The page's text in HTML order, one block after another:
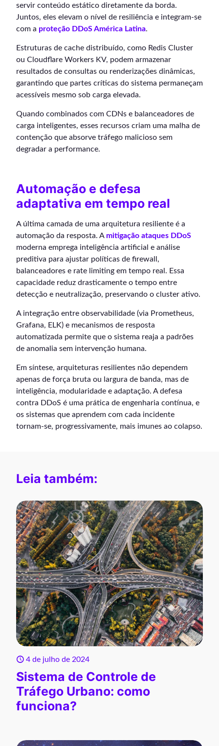
servir conteúdo estático diretamente da borda.
Juntos, eles elevam o nível de resiliência e integram-se
com a proteção DDoS América Latina.
Estruturas de cache distribuído, como Redis Cluster
ou Cloudflare Workers KV, podem armazenar
resultados de consultas ou renderizações dinâmicas,
garantindo que partes críticas do sistema permaneçam
acessíveis mesmo sob carga elevada.
Quando combinados com CDNs e balanceadores de
carga inteligentes, esses recursos criam uma malha de
contenção que absorve tráfego malicioso sem
degradar a performance.
Automação e defesa
adaptativa em tempo real
A última camada de uma arquitetura resiliente é a
automação da resposta. A mitigação ataques DDoS
moderna emprega inteligência artificial e análise
preditiva para ajustar políticas de firewall,
balanceadores e rate limiting em tempo real. Essa
capacidade reduz drasticamente o tempo entre
detecção e neutralização, preservando o cluster ativo.
A integração entre observabilidade (via Prometheus,
Grafana, ELK) e mecanismos de resposta
automatizada permite que o sistema reaja a padrões
de anomalia sem intervenção humana.
Em síntese, arquiteturas resilientes não dependem
apenas de força bruta ou largura de banda, mas de
inteligência, modularidade e adaptação. A defesa
contra DDoS é uma prática de engenharia contínua, e
os sistemas que aprendem com cada incidente
tornam-se, progressivamente, mais imunes ao colapso.
Leia também:
4 de julho de 2024
Sistema de Controle de
Tráfego Urbano: como
funciona?